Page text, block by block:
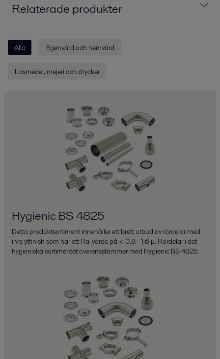
Relaterade produkter
Alla Egenvård och hemvård
Livsmedel, mejeri och drycker
Hygienic BS 4825
Detta produktsortiment innehåller ett brett utbud av rördelar med
inre ytfinish som har ett Ra-värde på < 0,8 - 1,6 μ. Rördelar i det
hygieniska sortimentet överensstämmer med Hygienic BS 4825.